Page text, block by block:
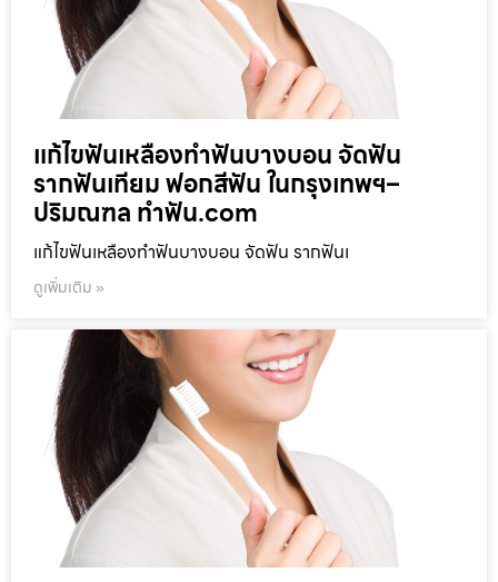
แก้ไขฟันเหลืองทำฟันบางบอน จัดฟัน
รากฟันเทียม ฟอกสีฟัน ในกรุงเทพฯ–
ปริมณฑล ทำฟัน.com
แก้ไขฟันเหลืองทำฟันบางบอน จัดฟัน รากฟันเ
ดูเพิ่มเติม »